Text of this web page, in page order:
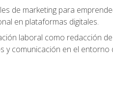
de marketing para
en plataformas digitales.
laboral como redacción
y comunicación en el